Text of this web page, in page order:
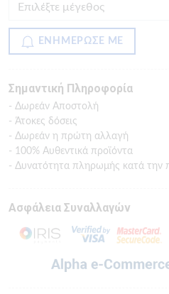
ΕΝΗΜΕΡΩΣΕ ΜΕ
Σημαντική Πληροφορία
- Δωρεάν Αποστολή
- Άτοκες δόσεις
- Δωρεάν η πρώτη αλλαγή
- 100% Αυθεντικά προϊόντα
- Δυνατότητα πληρωμής κατά την
Ασφάλεια Συναλλαγών